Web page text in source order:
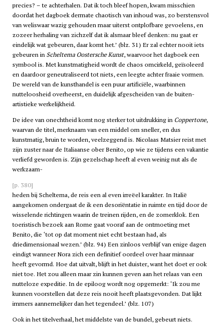
precies? – te achterhalen. Dat ik toch bleef hopen, kwam misschien
doordat het dagboek dermate chaotisch van inhoud was, zo berstensvol
van weliswaar wazig gehouden maar uiterst ontplofbare gevoelens, en
zozeer herhaling van zichzelf dat ik alsmaar bleef denken: nu gaat er
eindelijk wat gebeuren, daar komt het.’ (blz. 31) Er zal echter nooit iets
gebeuren in Scheltema Oostersche Kunst, waarvoor het dagboek een
symbool is. Met kunstmatigheid wordt de chaos omcirkeld, geïsoleerd
en daardoor geneutraliseerd tot niets, een leegte achter fraaie vormen.
De wereld van de kunsthandel is een puur artificiële, waarbinnen
nutteloosheid overheerst, en duidelijk afgescheiden van de buiten-
artistieke werkelijkheid.
De idee van onechtheid komt nog sterker tot uitdrukking in Coppertone,
waarvan de titel, merknaam van een middel om sneller, en dus
kunstmatig, bruin te worden, veelzeggend is. Nicolaas Matsier reist met
zijn zuster naar de Italiaanse ober Benito, op wie ze tijdens een vakantie
verliefd geworden is. Zijn gezelschap heeft al even weinig nut als de
werkzaam-
[p. 380]
heden bij Scheltema, de reis een al even irreëel karakter. In Italië
aangekomen ondergaat de ik een desoriëntatie in ruimte en tijd door de
wisselende richtingen waarin de treinen rijden, en de zomerklok. Een
toeristisch bezoek aan Rome gaat vooraf aan de ontmoeting met
Benito, die ‘tot op dat moment niet echt bestaan had, als
driedimensionaal wezen.’ (blz. 94) Een zinloos verblijf van enige dagen
eindigt wanneer Nora zich een definitief oordeel over haar minnaar
heeft gevormd. Hoe dat uitvalt, blijft in het duister, want het doet er ook
niet toe. Het zou alleen maar zin kunnen geven aan het relaas van een
nutteloze expeditie. In de epiloog wordt nog opgemerkt: ‘Ik zou me
kunnen voorstellen dat deze reis nooit heeft plaatsgevonden. Dat lijkt
immers aannemelijker dan het tegendeel.’ (blz. 107)
Ook in het titelverhaal, het middelste van de bundel, gebeurt niets.